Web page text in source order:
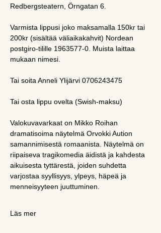
Redbergsteatern, Örngatan 6.
Varmista lippusi joko maksamalla 150kr tai
200kr (sisältää väliaikakahvit) Nordean
postgiro-tilille 1963577-0. Muista laittaa
mukaan nimesi.
Tai soita Anneli Ylijärvi 0706243475
Tai osta lippu ovelta (Swish-maksu)
Valokuvavarkaat on Mikko Roihan
dramatisoima näytelmä Orvokki Aution
samannimisestä romaanista. Näytelmä on
riipaiseva tragikomedia äidistä ja kahdesta
aikuisesta tyttärestä, joiden suhdetta
varjostaa syyllisyys, ylpeys, häpeä ja
menneisyyteen juuttuminen.
Läs mer